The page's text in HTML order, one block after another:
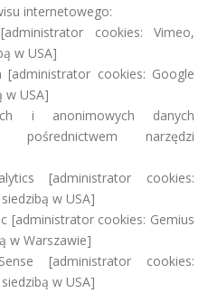
internetowego:
cookies: Vimeo,
w USA]
[administrator cookies: Google
w USA]
i anonimowych danych
pośrednictwem narzędzi
[administrator cookies:
w USA]
[administrator cookies: Gemius
w Warszawie]
[administrator cookies:
w USA]